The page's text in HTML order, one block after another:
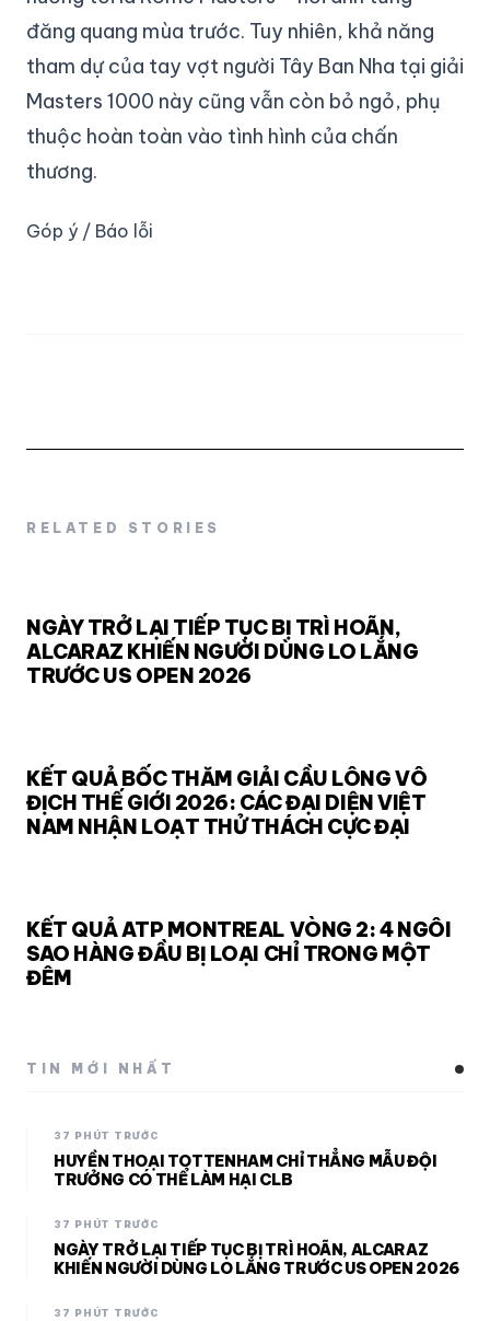
đăng quang mùa trước. Tuy nhiên, khả năng
tham dự của tay vợt người Tây Ban Nha tại giải
Masters 1000 này cũng vẫn còn bỏ ngỏ, phụ
thuộc hoàn toàn vào tình hình của chấn
thương.
Góp ý / Báo lỗi
RELATED STORIES
NGÀY TRỞ LẠI TIẾP TỤC BỊ TRÌ HOÃN,
ALCARAZ KHIẾN NGƯỜI DÙNG LO LẮNG
TRƯỚC US OPEN 2026
KẾT QUẢ BỐC THĂM GIẢI CẦU LÔNG VÔ
ĐỊCH THẾ GIỚI 2026: CÁC ĐẠI DIỆN VIỆT
NAM NHẬN LOẠT THỬ THÁCH CỰC ĐẠI
KẾT QUẢ ATP MONTREAL VÒNG 2: 4 NGÔI
SAO HÀNG ĐẦU BỊ LOẠI CHỈ TRONG MỘT
ĐÊM
TIN MỚI NHẤT
37 PHÚT TRƯỚC
HUYỀN THOẠI TOTTENHAM CHỈ THẲNG MẪU ĐỘI
TRƯỞNG CÓ THỂ LÀM HẠI CLB
37 PHÚT TRƯỚC
NGÀY TRỞ LẠI TIẾP TỤC BỊ TRÌ HOÃN, ALCARAZ
KHIẾN NGƯỜI DÙNG LO LẮNG TRƯỚC US OPEN 2026
37 PHÚT TRƯỚC